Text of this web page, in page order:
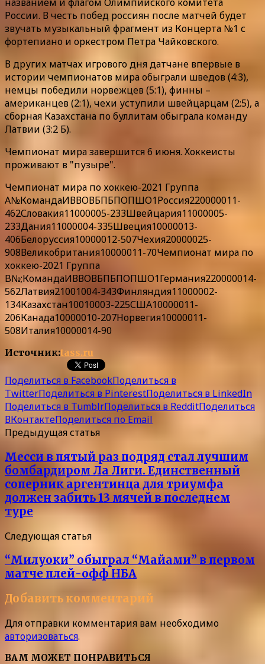
России. В честь побед россиян после матчей будет
звучать музыкальный фрагмент из Концерта №1 с
фортепиано и оркестром Петра Чайковского.
В других матчах игрового дня датчане впервые в
истории чемпионатов мира обыграли шведов (4:3),
немцы победили норвежцев (5:1), финны –
американцев (2:1), чехи уступили швейцарцам (2:5), а
сборная Казахстана по буллитам обыграла команду
Латвии (3:2 Б).
Чемпионат мира завершится 6 июня. Хоккеисты
проживают в "пузыре".
Чемпионат мира по хоккею-2021 Группа
А№КомандаИВВОВБПБПОПШО1Россия220000011-
462Словакия11000005-233Швейцария11000005-
233Дания11000004-335Швеция10000013-
406Белоруссия10000012-507Чехия20000025-
908Великобритания10000011-70Чемпионат мира по
хоккею-2021 Группа
B№;КомандаИВВОВБПБПОПШО1Германия220000014-
562Латвия21001004-343Финляндия11000002-
134Казахстан10010003-225США10000011-
206Канада10000010-207Норвегия10000011-
508Италия10000014-90
Источник:tass.ru
Поделиться в FacebookПоделиться в
TwitterПоделиться в PinterestПоделиться в LinkedIn
Поделиться в TumblrПоделиться в RedditПоделиться
ВКонтактеПоделиться по Email
Предыдущая статья
Месси в пятый раз подряд стал лучшим
бомбардиром Ла Лиги. Единственный
соперник аргентинца для триумфа
должен забить 13 мячей в последнем
туре
Следующая статья
“Милуоки” обыграл “Майами” в первом
матче плей-офф НБА
Добавить комментарий
Для отправки комментария вам необходимо
авторизоваться.
ВАМ МОЖЕТ ПОНРАВИТЬСЯ